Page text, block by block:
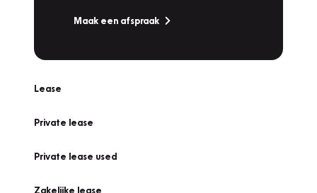
Maak een afspraak
Lease
Private lease
Private lease used
Zakelijke lease